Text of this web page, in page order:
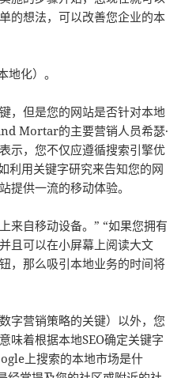
的想法，可以改善您企业的本
地化）。
，但是您的网站是否针对本地
Mortar的主要营销人员希瑟·
示，您不仅应遵循搜索引擎优
利用关键字研究来告知您的网
提供一流的移动体验。
来自移动设备。” “如果您拥有
且可以在小屏幕上阅读大文
，那么吸引本地业务的时间将
字营销策略的关键）以外，您
味着根据本地SEO确定关键字
上搜索的本地市场是什